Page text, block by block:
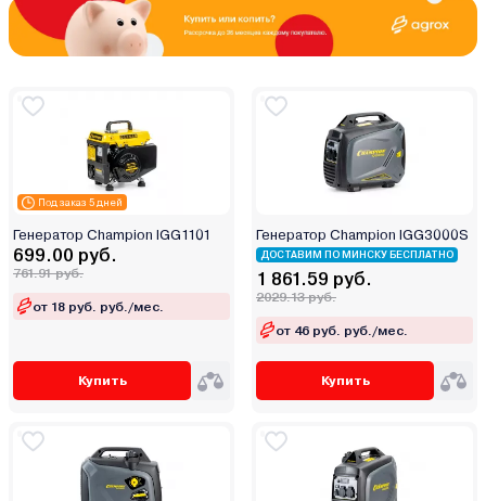
Под заказ 5 дней
Генератор Champion IGG1101
699.00 руб.
761.91 руб.
от 18 руб. руб./мес.
Купить
Генератор Champion IGG3000S
ДОСТАВИМ ПО МИНСКУ БЕСПЛАТНО
1 861.59 руб.
2029.13 руб.
от 46 руб. руб./мес.
Купить